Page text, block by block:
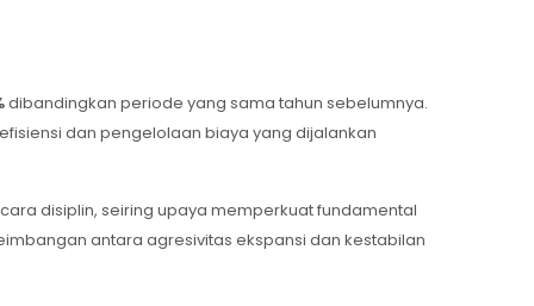
dibandingkan periode yang sama tahun sebelumnya.
dan pengelolaan biaya yang dijalankan
disiplin, seiring upaya memperkuat fundamental
antara agresivitas ekspansi dan kestabilan